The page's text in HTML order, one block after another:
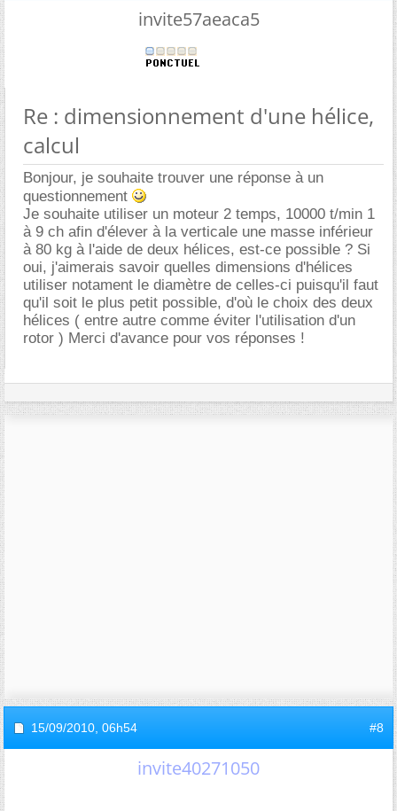
invite57aeaca5
Re : dimensionnement d'une hélice,
calcul
Bonjour, je souhaite trouver une réponse à un
questionnement
Je souhaite utiliser un moteur 2 temps, 10000 t/min 1
à 9 ch afin d'élever à la verticale une masse inférieur
à 80 kg à l'aide de deux hélices, est-ce possible ? Si
oui, j'aimerais savoir quelles dimensions d'hélices
utiliser notament le diamètre de celles-ci puisqu'il faut
qu'il soit le plus petit possible, d'où le choix des deux
hélices ( entre autre comme éviter l'utilisation d'un
rotor ) Merci d'avance pour vos réponses !
15/09/2010, 06h54 #8
invite40271050